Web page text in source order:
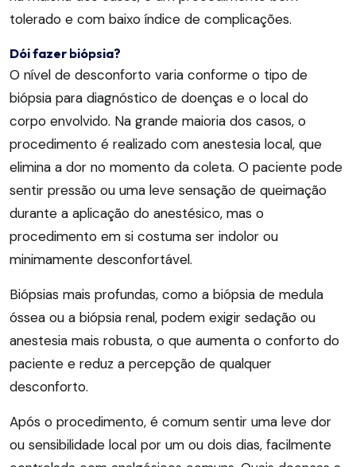
tolerado e com baixo índice de complicações.
Dói fazer biópsia?
O nível de desconforto varia conforme o tipo de
biópsia para diagnóstico de doenças e o local do
corpo envolvido. Na grande maioria dos casos, o
procedimento é realizado com anestesia local, que
elimina a dor no momento da coleta. O paciente pode
sentir pressão ou uma leve sensação de queimação
durante a aplicação do anestésico, mas o
procedimento em si costuma ser indolor ou
minimamente desconfortável.
Biópsias mais profundas, como a biópsia de medula
óssea ou a biópsia renal, podem exigir sedação ou
anestesia mais robusta, o que aumenta o conforto do
paciente e reduz a percepção de qualquer
desconforto.
Após o procedimento, é comum sentir uma leve dor
ou sensibilidade local por um ou dois dias, facilmente